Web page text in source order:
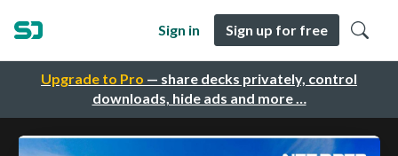
Upgrade to Pro — share decks privately, control
downloads, hide ads and more …
Sign in Sign up for free